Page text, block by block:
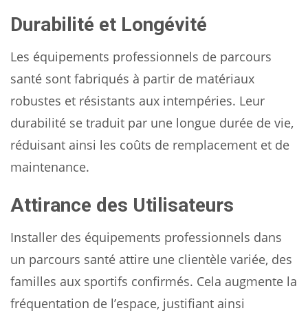
Durabilité et Longévité
Les équipements professionnels de parcours
santé sont fabriqués à partir de matériaux
robustes et résistants aux intempéries. Leur
durabilité se traduit par une longue durée de vie,
réduisant ainsi les coûts de remplacement et de
maintenance.
Attirance des Utilisateurs
Installer des équipements professionnels dans
un parcours santé attire une clientèle variée, des
familles aux sportifs confirmés. Cela augmente la
fréquentation de l’espace, justifiant ainsi